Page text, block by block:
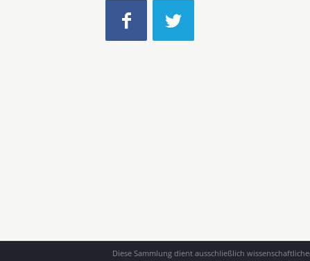
Diese Sammlung dient ausschließlich